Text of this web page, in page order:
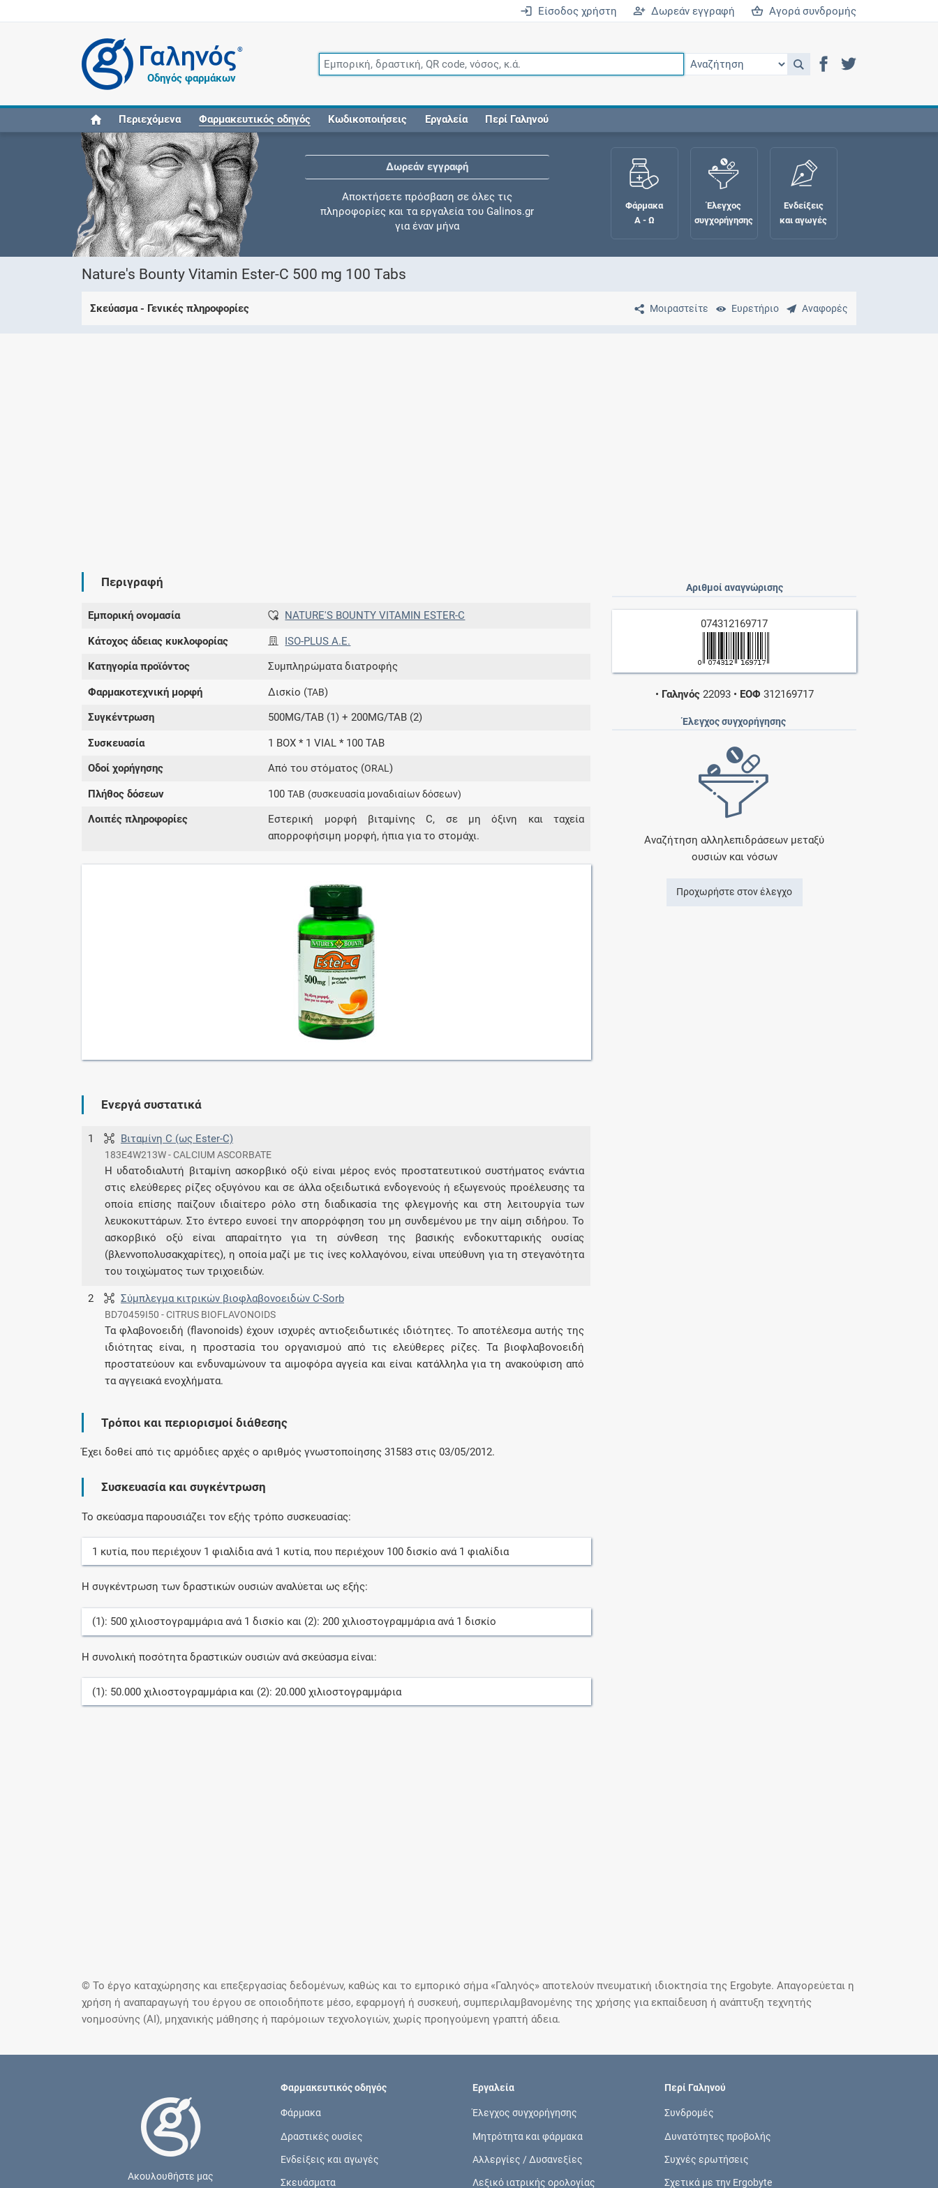
Είσοδος χρήστη Δωρεάν εγγραφή Αγορά συνδρομής
®
Οδηγός φαρμάκων
Περιεχόμενα Φαρμακευτικός οδηγός Κωδικοποιήσεις Εργαλεία Περί Γαληνού
Δωρεάν εγγραφή
Αποκτήσετε πρόσβαση σε όλες τις
πληροφορίες και τα εργαλεία του Galinos.gr
για έναν μήνα
Μάθετε περισσότερα για τα οφέλη και τις
επιπλέον παροχές των συνδρομητικών
Ενδείξεις και αγωγές
Βρείτε θεραπευτικές ενδείξεις και αγωγές για
νόσους, συμπτώματα και ιατρικές πράξεις
Μοιραζόμαστε μαζί σας γεγονότα της
πορείας του Galinos.gr από το 2011 μέχρι
Φάρμακα
Α - Ω
Έλεγχος
συγχορήγησης
Ενδείξεις
και αγωγές
Nature's Bounty Vitamin Ester-C 500 mg 100 Tabs
Μοιραστείτε Ευρετήριο Αναφορές
Σκεύασμα - Γενικές πληροφορίες
Περιγραφή
Εμπορική ονομασία NATURE'S BOUNTY VITAMIN ESTER-C
Κάτοχος άδειας κυκλοφορίας ISO-PLUS Α.Ε.
Κατηγορία προϊόντος Συμπληρώματα διατροφής
Φαρμακοτεχνική μορφή Δισκίο (TAB)
Συγκέντρωση 500MG/TAB (1) + 200MG/TAB (2)
Συσκευασία 1 BOX * 1 VIAL * 100 TAB
Οδοί χορήγησης Από του στόματος (ORAL)
Πλήθος δόσεων 100TAB (συσκευασία μοναδιαίων δόσεων)
Λοιπές πληροφορίες
Εστερική μορφή βιταμίνης C, σε μη όξινη και ταχεία
απορροφήσιμη μορφή, ήπια για το στομάχι.
Αριθμοί αναγνώρισης
074312169717
• Γαληνός22093 • ΕΟΦ 312169717
Έλεγχος συγχορήγησης
Αναζήτηση αλληλεπιδράσεων μεταξύ
ουσιών και νόσων
Προχωρήστε στον έλεγχο
Ενεργά συστατικά
1 Βιταμίνη C (ως Ester-C)
183E4W213W - CALCIUM ASCORBATE
Η υδατοδιαλυτή βιταμίνη ασκορβικό οξύ είναι μέρος ενός προστατευτικού συστήματος ενάντια
στις ελεύθερες ρίζες οξυγόνου και σε άλλα οξειδωτικά ενδογενούς ή εξωγενούς προέλευσης τα
οποία επίσης παίζουν ιδιαίτερο ρόλο στη διαδικασία της φλεγμονής και στη λειτουργία των
λευκοκυττάρων. Στο έντερο ευνοεί την απορρόφηση του μη συνδεμένου με την αίμη σιδήρου. Το
ασκορβικό οξύ είναι απαραίτητο για τη σύνθεση της βασικής ενδοκυτταρικής ουσίας
(βλεννοπολυσακχαρίτες), η οποία μαζί με τις ίνες κολλαγόνου, είναι υπεύθυνη για τη στεγανότητα
του τοιχώματος των τριχοειδών.
2 Σύμπλεγμα κιτρικών βιοφλαβονοειδών C-Sorb
BD70459I50 - CITRUS BIOFLAVONOIDS
Τα φλαβονοειδή (flavonoids) έχουν ισχυρές αντιοξειδωτικές ιδιότητες. Το αποτέλεσμα αυτής της
ιδιότητας είναι, η προστασία του οργανισμού από τις ελεύθερες ρίζες. Τα βιοφλαβονοειδή
προστατεύουν και ενδυναμώνουν τα αιμοφόρα αγγεία και είναι κατάλληλα για τη ανακούφιση από
τα αγγειακά ενοχλήματα.
Τρόποι και περιορισμοί διάθεσης
Έχει δοθεί από τις αρμόδιες αρχές ο αριθμός γνωστοποίησης 31583 στις 03/05/2012.
Συσκευασία και συγκέντρωση
Το σκεύασμα παρουσιάζει τον εξής τρόπο συσκευασίας:
1 κυτία, που περιέχουν 1 φιαλίδιαανά 1 κυτία, που περιέχουν 100 δισκίο ανά 1 φιαλίδια
Η συγκέντρωση των δραστικών ουσιών αναλύεται ως εξής:
(1): 500 χιλιοστογραμμάριαανά 1 δισκίο και (2):200 χιλιοστογραμμάριαανά 1 δισκίο
Η συνολική ποσότητα δραστικών ουσιών ανά σκεύασμα είναι:
(1): 50.000 χιλιοστογραμμάριακαι (2):20.000 χιλιοστογραμμάρια
© Το έργο καταχώρησης και επεξεργασίας δεδομένων, καθώς και το εμπορικό σήμα «Γαληνός» αποτελούν πνευματική ιδιοκτησία της Ergobyte. Απαγορεύεται η
χρήση ή αναπαραγωγή του έργου σε οποιοδήποτε μέσο, εφαρμογή ή συσκευή, συμπεριλαμβανομένης της χρήσης για εκπαίδευση ή ανάπτυξη τεχνητής
νοημοσύνης (AI), μηχανικής μάθησης ή παρόμοιων τεχνολογιών, χωρίς προηγούμενη γραπτή άδεια.
Ακουλουθήστε μας
Φαρμακευτικός οδηγός
Φάρμακα
Δραστικές ουσίες
Ενδείξεις και αγωγές
Σκευάσματα
Εργαλεία
Έλεγχος συγχορήγησης
Μητρότητα και φάρμακα
Αλλεργίες / Δυσανεξίες
Λεξικό ιατρικής ορολογίας
Περί Γαληνού
Συνδρομές
Δυνατότητες προβολής
Συχνές ερωτήσεις
Σχετικά με την Ergobyte